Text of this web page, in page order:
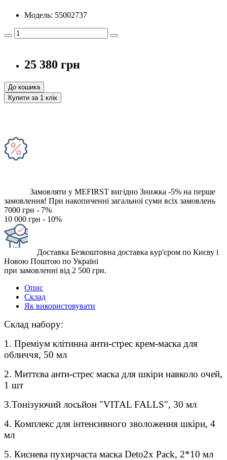
Модель: 55002737
25 380 грн
До кошика
Купити за 1 клiк
Замовляти у MEFIRST вигідно Знижка -5% на перше
замовлення! При накопиченні загальної суми всіх замовлень
7000 грн - 7%
10 000 грн - 10%
Доставка Безкоштовна доставка кур'єром по Києву і
Новою Поштою по Україні
при замовленні від 2 500 грн.
Опис
Склад
Як використовувати
Склад набору:
1. Преміум клітинна анти-стрес крем-маска для
обличчя, 50 мл
2. Миттєва анти-стрес маска для шкіри навколо очей,
1 шт
3.Тонізуючий лосьйон "VITAL FALLS", 30 мл
4. Комплекс для інтенсивного зволоження шкіри, 4
мл
5. Киснева пухирчаста маска Deto2x Pack, 2*10 мл